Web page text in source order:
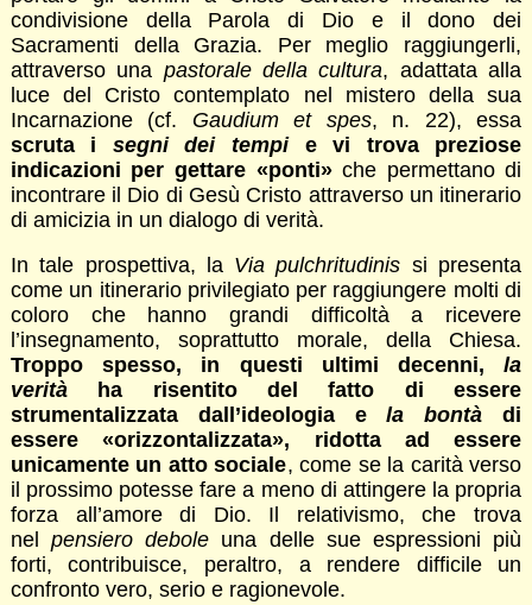
condivisione della Parola di Dio e il dono dei
Sacramenti della Grazia. Per meglio raggiungerli,
attraverso una pastorale della cultura, adattata alla
luce del Cristo contemplato nel mistero della sua
Incarnazione (cf. Gaudium et spes, n. 22), essa
scruta i segni dei tempie vi trova preziose
indicazioni per gettare «ponti»che permettano di
incontrare il Dio di Gesù Cristo attraverso un itinerario
di amicizia in un dialogo di verità.
In tale prospettiva, la Via pulchritudinis si presenta
come un itinerario privilegiato per raggiungere molti di
coloro che hanno grandi difficoltà a ricevere
l’insegnamento, soprattutto morale, della Chiesa.
Troppo spesso, in questi ultimi decenni,la
veritàha risentito del fatto di essere
strumentalizzata dall’ideologia ela bontà di
essere «orizzontalizzata», ridotta ad essere
unicamente un atto sociale, come se la carità verso
il prossimo potesse fare a meno di attingere la propria
forza all’amore di Dio. Il relativismo, che trova
nelpensiero debole una delle sue espressioni più
forti, contribuisce, peraltro, a rendere difficile un
confronto vero, serio e ragionevole.